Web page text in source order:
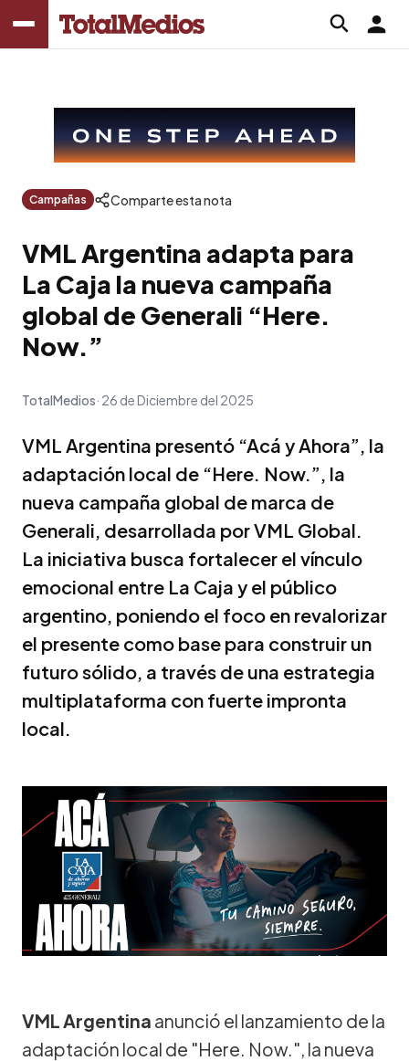
Campañas Comparte esta nota
VML Argentina adapta para
La Caja la nueva campaña
global de Generali “Here.
Now.”
TotalMedios 26 de Diciembre del 2025
VML Argentina presentó “Acá y Ahora”, la
adaptación local de “Here. Now.”, la
nueva campaña global de marca de
Generali, desarrollada por VML Global.
La iniciativa busca fortalecer el vínculo
emocional entre La Caja y el público
argentino, poniendo el foco en revalorizar
el presente como base para construir un
futuro sólido, a través de una estrategia
multiplataforma con fuerte impronta
local.
VML Argentina anunció el lanzamiento de la
adaptación local de "Here. Now.", la nueva